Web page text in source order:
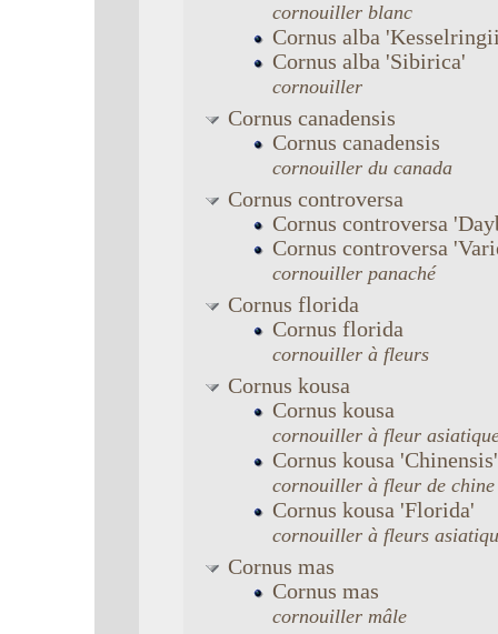
cornouiller blanc
Cornus alba
Cornus alba 'Sibirica'
cornouiller
Cornus canadensis
Cornus canadensis
cornouiller du canada
Cornus controversa
Cornus controversa
Cornus controversa
cornouiller panaché
Cornus florida
Cornus florida
cornouiller à fleurs
Cornus kousa
Cornus kousa
cornouiller à fleur
Cornus kousa 'Chinensis'
cornouiller à fleur de chine
Cornus kousa 'Florida'
cornouiller à fleurs
Cornus mas
Cornus mas
cornouiller mâle